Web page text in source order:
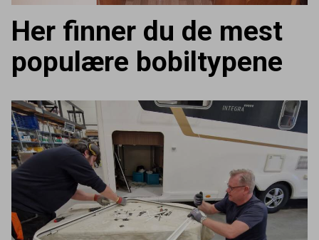
Her finner du de mest
populære bobiltypene